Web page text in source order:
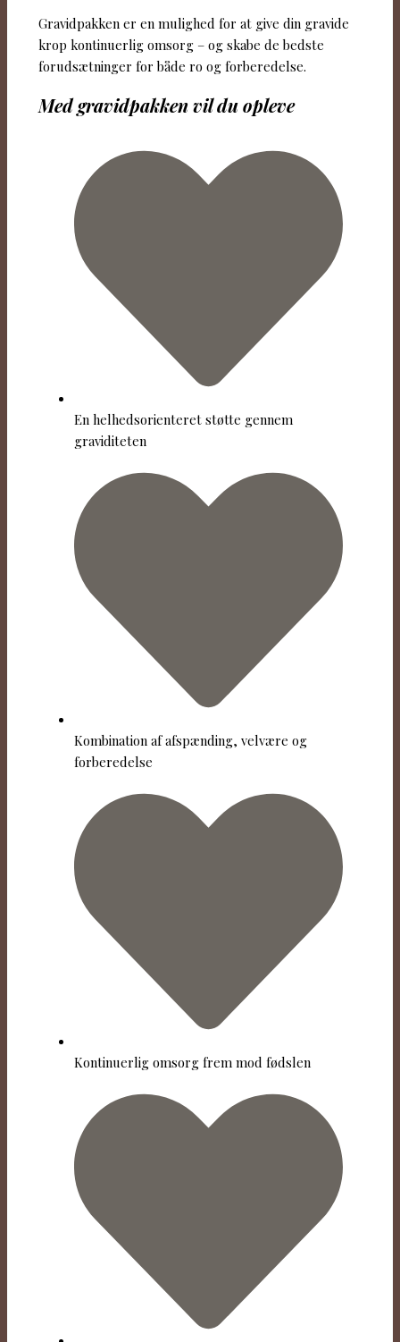
Gravidpakken er en mulighed for at give din gravide
krop kontinuerlig omsorg – og skabe de bedste
forudsætninger for både ro og forberedelse.
Med gravidpakken vil du opleve
En helhedsorienteret støtte gennem
graviditeten
Kombination af afspænding, velvære og
forberedelse
Kontinuerlig omsorg frem mod fødslen